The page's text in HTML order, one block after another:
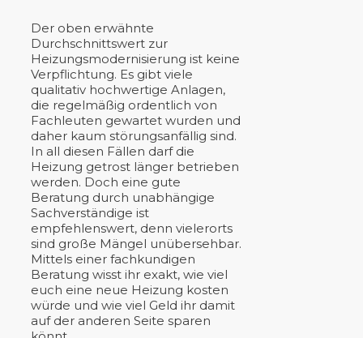
Der oben erwähnte
Durchschnittswert zur
Heizungsmodernisierung ist keine
Verpflichtung. Es gibt viele
qualitativ hochwertige Anlagen,
die regelmäßig ordentlich von
Fachleuten gewartet wurden und
daher kaum störungsanfällig sind.
In all diesen Fällen darf die
Heizung getrost länger betrieben
werden. Doch eine gute
Beratung durch unabhängige
Sachverständige ist
empfehlenswert, denn vielerorts
sind große Mängel unübersehbar.
Mittels einer fachkundigen
Beratung wisst ihr exakt, wie viel
euch eine neue Heizung kosten
würde und wie viel Geld ihr damit
auf der anderen Seite sparen